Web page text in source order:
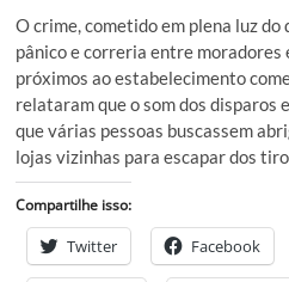
O crime, cometido em plena luz do
pânico e correria entre moradores
próximos ao estabelecimento
relataram que o som dos disparos
que várias pessoas buscassem
lojas vizinhas para escapar dos
Compartilhe isso:
Twitter Facebook